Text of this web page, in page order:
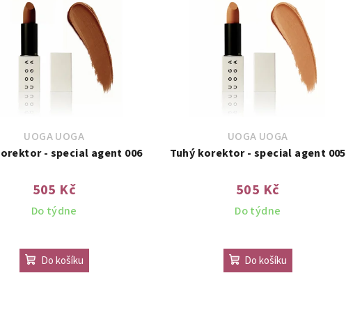
UOGA UOGA
- special agent 006
505 Kč
Do týdne
Do košíku
UOGA UOGA
Tuhý korektor - special agent 005
505 Kč
Do týdne
Do košíku